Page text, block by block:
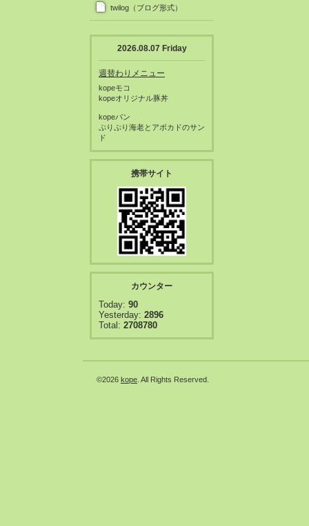
twilog（ブログ形式）
2026.08.07 Friday
週替わりメニュー
kopeモコ
kopeオリジナル豚丼
kopeパン
ぷりぷり海老とアボカドのサン
ド
携帯サイト
カウンター
Today: 90
Yesterday: 2896
Total: 2708780
©2026 kope . All Rights Reserved.